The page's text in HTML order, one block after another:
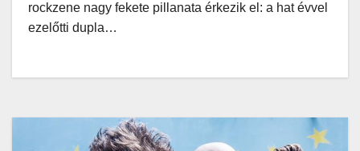
rockzene nagy fekete pillanata érkezik el: a hat évvel
ezelőtti dupla…